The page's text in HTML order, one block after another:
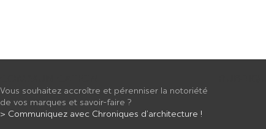
Vous souhaitez accroître et pérenniser la notoriété
de vos marques et savoir-faire ?
> Communiquez avec Chroniques d’architecture !